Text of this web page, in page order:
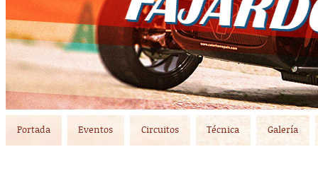
Skip to primary content
Skip to secondary content
Portada Eventos Circuitos Técnica Galería